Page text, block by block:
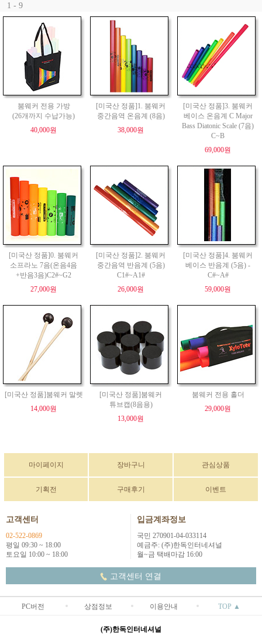
1 - 9
붐웨커 전용 가방
(26개까지 수납가능)
40,000원
[미국산 정품]1. 붐웨커
중간음역 온음계 (8음)
38,000원
[미국산 정품]3. 붐웨커
베이스 온음계 C Major
Bass Diatonic Scale (7음)
C~B
69,000원
[미국산 정품]0. 붐웨커
소프라노 7음(온음4음
+반음3음)C2#~G2
27,000원
[미국산 정품]2. 붐웨커
중간음역 반음계 (5음)
C1#~A1#
26,000원
[미국산 정품]4. 붐웨커
베이스 반음계 (5음) -
C#~A#
59,000원
[미국산 정품]붐웨커 말렛
14,000원
[미국산 정품]붐웨커
튜브캡(8음용)
13,000원
붐웨커 전용 홀더
29,000원
마이페이지 장바구니 관심상품
기획전 구매후기 이벤트
고객센터
02-522-0869
평일 09:30 ~ 18:00
토요일 10:00 ~ 18:00
입금계좌정보
국민 270901-04-033114
예금주: (주)한독인터네셔널
월~금 택배마감 16:00
고객센터 연결
PC버전 상점정보 이용안내 TOP ▲
(주)한독인터네셔널